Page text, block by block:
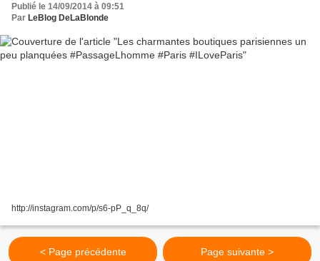
Publié le 14/09/2014 à 09:51
Par LeBlog DeLaBlonde
http://instagram.com/p/s6-pP_q_8q/
< Page précédente Page suivante >